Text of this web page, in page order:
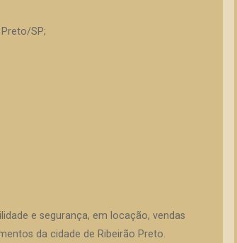
SP;
e segurança, em locação, vendas
da cidade de Ribeirão Preto.